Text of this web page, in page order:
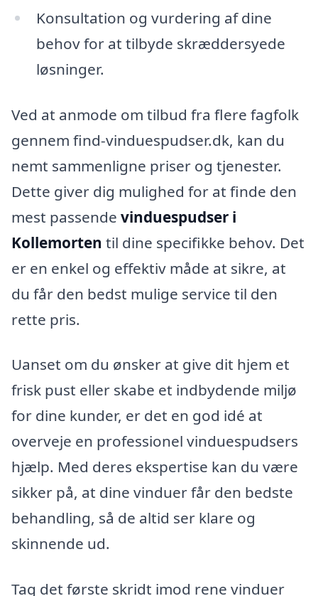
Konsultation og vurdering af dine
behov for at tilbyde skræddersyede
løsninger.
Ved at anmode om tilbud fra flere fagfolk
gennem find-vinduespudser.dk, kan du
nemt sammenligne priser og tjenester.
Dette giver dig mulighed for at finde den
mest passende vinduespudser i
Kollemorten til dine specifikke behov. Det
er en enkel og effektiv måde at sikre, at
du får den bedst mulige service til den
rette pris.
Uanset om du ønsker at give dit hjem et
frisk pust eller skabe et indbydende miljø
for dine kunder, er det en god idé at
overveje en professionel vinduespudsers
hjælp. Med deres ekspertise kan du være
sikker på, at dine vinduer får den bedste
behandling, så de altid ser klare og
skinnende ud.
Tag det første skridt imod rene vinduer